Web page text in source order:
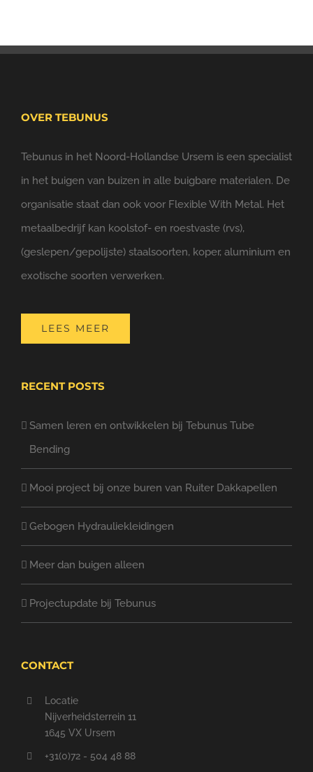
OVER TEBUNUS
Tebunus in het Noord-Hollandse Ursem is een specialist
in het buigen van buizen in alle buigbare materialen. De
organisatie staat dan ook voor Flexible With Metal. Het
metaalbedrijf kan koolstof- en roestvaste (rvs),
(geslepen/gepolijste) staalsoorten, koper, aluminium en
exotische soorten verwerken.
LEES MEER
RECENT POSTS
Samen leren en ontwikkelen bij Tebunus Tube
Bending
Mooi project bij onze buren van Ruiter Dakkapellen
Gebogen Hydrauliekleidingen
Meer dan buigen alleen
Projectupdate bij Tebunus
CONTACT
Locatie
Nijverheidsterrein 11
1645 VX Ursem
+31(0)72 - 504 48 88